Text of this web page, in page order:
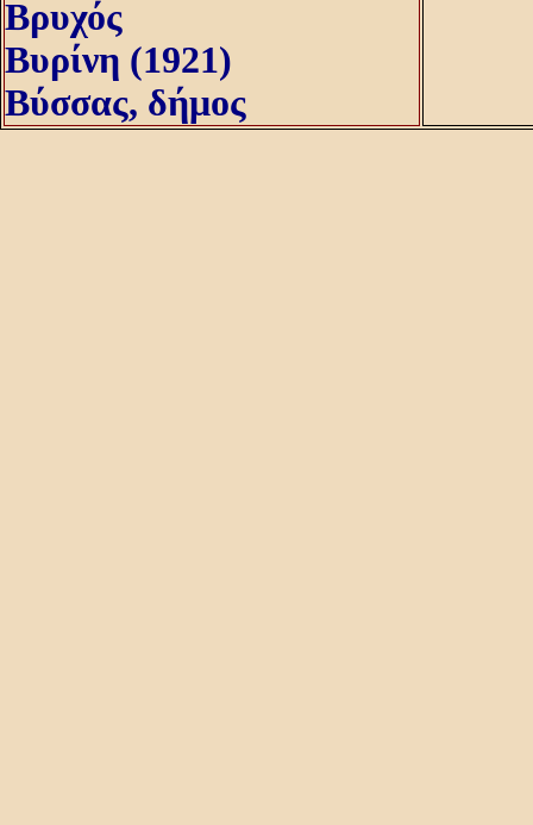
Βρυχός
Βυρίνη (1921)
Βύσσας, δήμος